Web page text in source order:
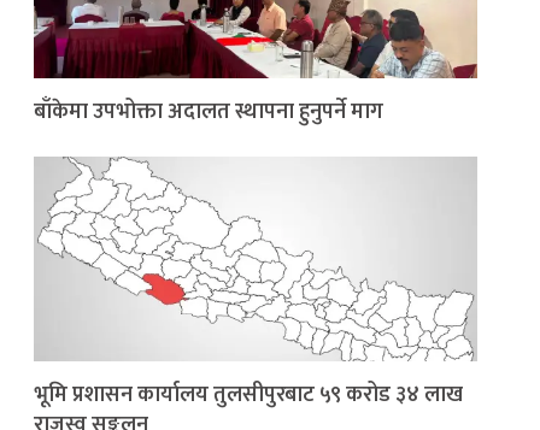
बाँकेमा उपभोक्ता अदालत स्थापना हुनुपर्ने माग
भूमि प्रशासन कार्यालय तुलसीपुरबाट ५९ करोड ३४ लाख